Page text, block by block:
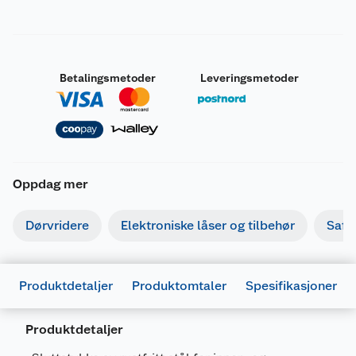
Betalingsmetoder Leveringsmetoder
Oppdag mer
Dørvridere Elektroniske låser og tilbehør
Produktdetaljer Produktomtaler Spesifikasjoner
Produktdetaljer